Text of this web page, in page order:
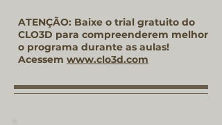
ATENÇÃO: Baixe o trial gratuito do
CLO3D para compreenderem melhor
o programa durante as aulas!
Acessem www.clo3d.com